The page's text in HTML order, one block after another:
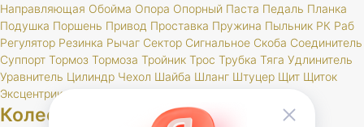
Направляющая Обойма Опора Опорный Паста Педаль Планка
Подушка Поршень Привод Проставка Пружина Пыльник РК Раб
Регулятор Резинка Рычаг Сектор Сигнальное Скоба Соединитель
Суппорт Тормоз Тормоза Тройник Трос Трубка Тяга Удлинитель
Уравнитель Цилиндр Чехол Шайба Шланг Штуцер Щит Щиток
Эксцентрик
Колеса и шины